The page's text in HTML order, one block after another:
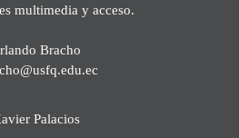
multimedia y acceso.
Bracho
Palacios